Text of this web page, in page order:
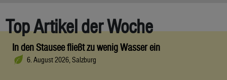
Top Artikel der Woche
In den Stausee fließt zu wenig Wasser ein
6. August 2026, Salzburg